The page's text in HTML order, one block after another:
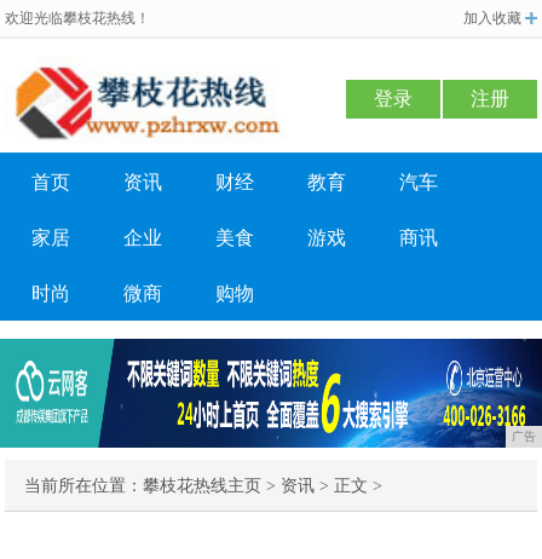
欢迎光临攀枝花热线！ 加入收藏
登录 注册
首页 资讯 财经 教育 汽车
家居 企业 美食 游戏 商讯
时尚 微商 购物
广告
当前所在位置：攀枝花热线主页 > 资讯 > 正文 >